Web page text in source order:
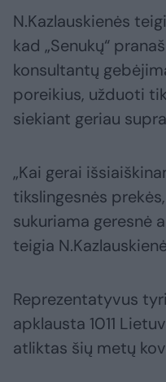
N.Kazlauskienės
kad „Senukų“
konsultantų
poreikius, užduoti
siekiant geriau
„Kai gerai
tikslingesnės
sukuriama geresnė
teigia
Reprezentatyvus
apklausta 1011
atliktas šių metų